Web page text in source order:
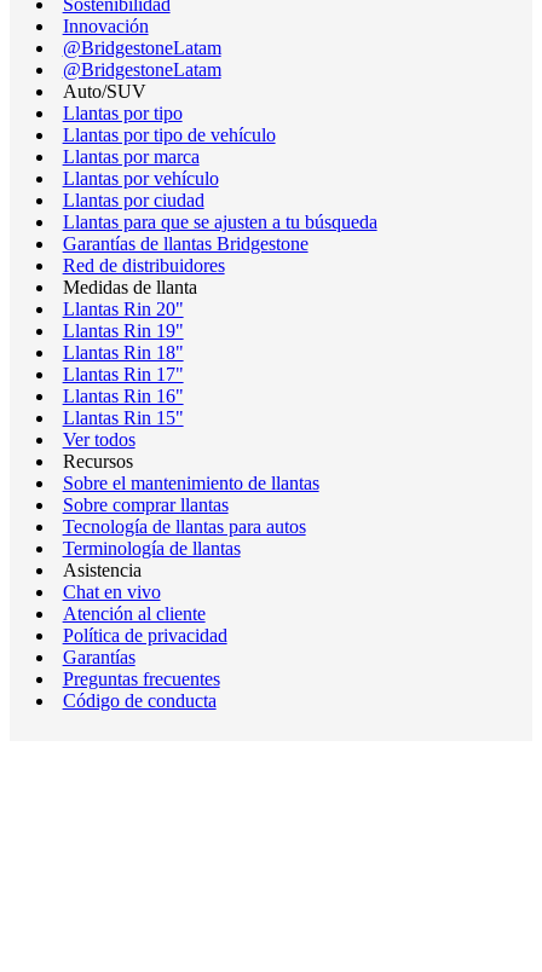
Sostenibilidad
Innovación
@BridgestoneLatam
@BridgestoneLatam
Auto/SUV
Llantas por tipo
Llantas por tipo de vehículo
Llantas por marca
Llantas por vehículo
Llantas por ciudad
Llantas para que se ajusten a tu búsqueda
Garantías de llantas Bridgestone
Red de distribuidores
Medidas de llanta
Llantas Rin 20"
Llantas Rin 19"
Llantas Rin 18"
Llantas Rin 17"
Llantas Rin 16"
Llantas Rin 15"
Ver todos
Recursos
Sobre el mantenimiento de llantas
Sobre comprar llantas
Tecnología de llantas para autos
Terminología de llantas
Asistencia
Chat en vivo
Atención al cliente
Política de privacidad
Garantías
Preguntas frecuentes
Código de conducta